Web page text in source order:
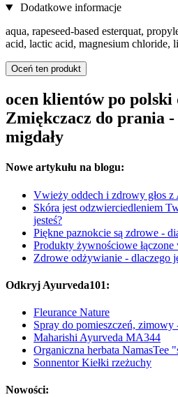
Dodatkowe informacje
aqua, rapeseed-based esterquat,
acid, lactic acid, magnesium chloride,
Oceń ten produkt
ocen klientów po polski
Zmiękczacz do prania
migdały
Nowe artykułu na blogu:
Vwieży oddech i zdrowy głos z
Skóra jest odzwierciedleniem
jesteś?
Piękne paznokcie są zdrowe -
Produkty żywnościowe łączone
Zdrowe odżywianie - dlaczego
Odkryj Ayurveda101:
Fleurance Nature
Spray do pomieszczeń,
Maharishi Ayurveda MA344
Organiczna herbata NamasTee
Sonnentor Kiełki rzeżuchy
Nowości: